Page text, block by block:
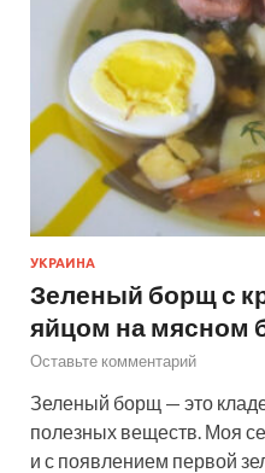
УКРАИНА
Зеленый борщ с
яйцом на мясном
Оставьте комментарий
Зеленый борщ — это
полезных веществ. Моя
и с появлением первой